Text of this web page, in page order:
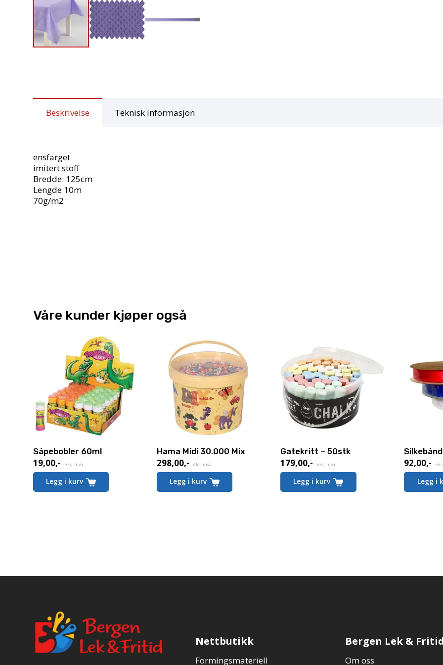
Beskrivelse Teknisk informasjon
ensfarget
imitert stoff
Bredde: 125cm
Lengde 10m
70g/m2
Våre kunder kjøper også
Såpebobler 60ml
19,00,- eks. mva.
Legg i kurv
Hama Midi 30.000 Mix
298,00,- eks. mva.
Legg i kurv
Gatekritt – 50stk
179,00,- eks. mva.
Legg i kurv
92,00,-
Legg i
Nettbutikk
Formingsmateriell
Bergen Lek &
Om oss